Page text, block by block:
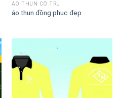
ÁO THUN CỔ TRỤ
áo thun đồng phục đẹp